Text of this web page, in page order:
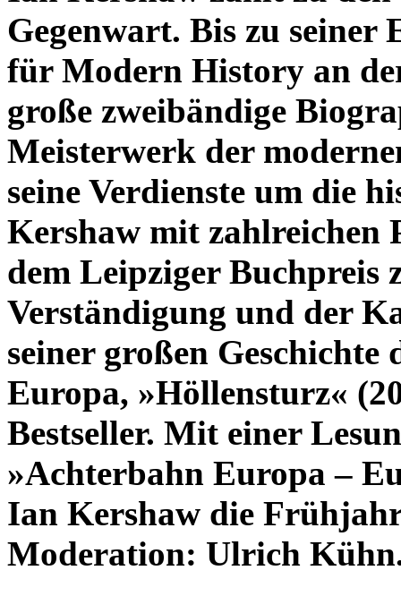
Gegenwart. Bis zu seiner
für Modern History an
große zweibändige
Meisterwerk der
seine Verdienste um die
Kershaw mit zahlreichen
dem Leipziger Buchpreis
Verständigung und der
seiner großen
Europa, »Höllensturz«
Bestseller. Mit einer
»Achterbahn Europa –
Ian Kershaw die
Moderation: Ulrich